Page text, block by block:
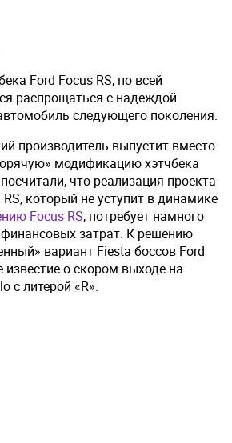
Ford Focus RS, по всей
распрощаться с надеждой
следующего поколения.
производитель выпустит вместо
модификацию хэтчбека
что реализация проекта
который не уступит в динамике
Focus RS, потребует намного
затрат. К решению
вариант Fiesta боссов Ford
известие о скором выходе на
с литерой «R».